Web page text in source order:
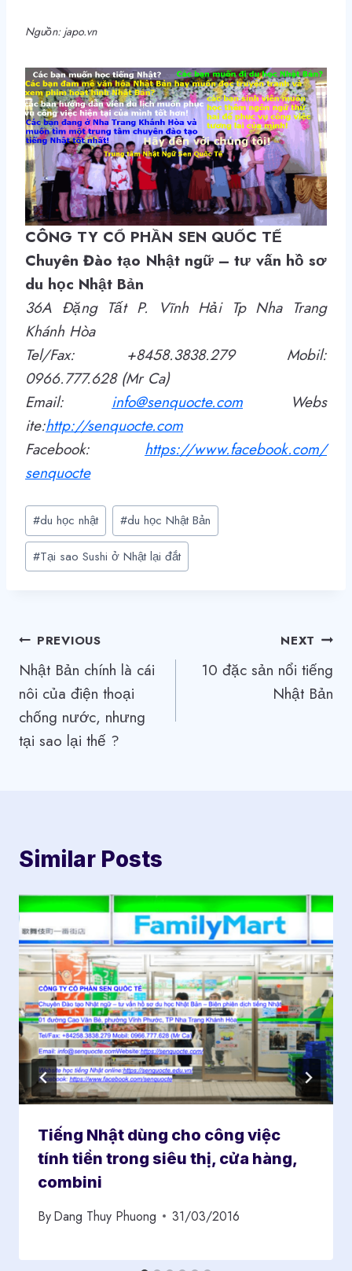
Nguồn: japo.vn
CÔNG TY CỔ PHẦN SEN QUỐC TẾ
Chuyên Đào tạo Nhật ngữ – tư vấn hồ sơ
du học Nhật Bản
36A Đặng Tất P. Vĩnh Hải Tp Nha Trang
Khánh Hòa
Tel/Fax: +8458.3838.279 Mobil:
0966.777.628 (Mr Ca)
Email: info@senquocte.com
Webs
ite:http://senquocte.com
Facebook:
https://www.facebook.com/
senquocte
Post
Tags:
#du học nhật #du học Nhật Bản
#Tại sao Sushi ở Nhật lại đắt
Điều
hướng
bài
viết
PREVIOUS
Nhật Bản chính là cái
nôi của điện thoại
chống nước, nhưng
tại sao lại thế ?
NEXT
10 đặc sản nổi tiếng
Nhật Bản
Similar Posts
Tiếng Nhật dùng cho công việc
tính tiền trong siêu thị, cửa hàng,
combini
ByDang Thuy Phuong 31/03/2016